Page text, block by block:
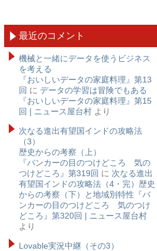
最近のコメント
機械と一緒にデータを使うビジネス
を考える
『おいしいデータの家庭料理』第13
回 に データの学習は冒険でもある
『おいしいデータの家庭料理』第15
回 | ニュース屋台村 より
次なる進出有望国インドの攻略法
（3）
歴史からの考察（上）
『バンカーの目のつけどころ 気の
つけどころ』第319回 に 次なる進出
有望国インドの攻略法（4・完）歴史
からの考察（下）と地域別特性『バ
ンカーの目のつけどころ 気のつけ
どころ』第320回 | ニュース屋台村
より
Lovable実況中継（その3）